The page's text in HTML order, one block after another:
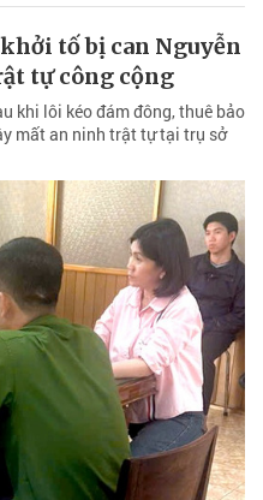
tố bị can Nguyễn
tự công cộng
khi lôi kéo đám đông, thuê bảo
mất an ninh trật tự tại trụ sở